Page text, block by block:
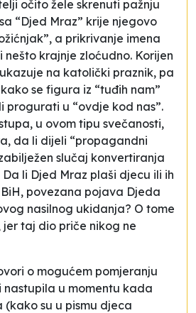
očito žele skrenuti pažnju
“Djed Mraz” krije njegovo
a prikrivanje imena
nešto krajnje zloćudno. Korijen
na katolički praznik, pa
se figura iz “tuđih nam”
progurati u “ovdje kod nas”.
u ovom tipu svečanosti,
da li dijeli “propagandni
slučaj konvertiranja
li Djed Mraz plaši djecu ili ih
povezana pojava Djeda
nasilnog ukidanja? O tome
taj dio priče nikog ne
o mogućem pomjeranju
nastupila u momentu kada
(kako su u pismu djeca